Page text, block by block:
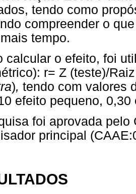
tendo como
compreender o
tempo.
calcular o efeito, foi
r= Z (teste)/
), tendo com valores
efeito pequeno,
foi aprovada
principal